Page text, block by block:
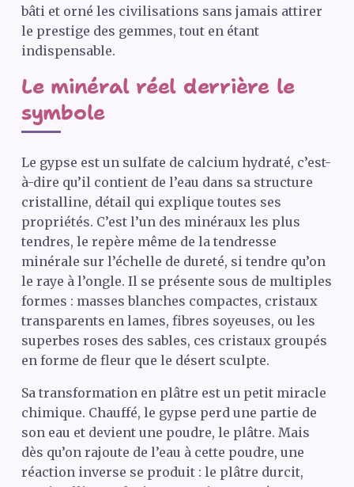
bâti et orné les civilisations sans jamais attirer
le prestige des gemmes, tout en étant
indispensable.
Le minéral réel derrière le
symbole
Le gypse est un sulfate de calcium hydraté, c’est-
à-dire qu’il contient de l’eau dans sa structure
cristalline, détail qui explique toutes ses
propriétés. C’est l’un des minéraux les plus
tendres, le repère même de la tendresse
minérale sur l’échelle de dureté, si tendre qu’on
le raye à l’ongle. Il se présente sous de multiples
formes : masses blanches compactes, cristaux
transparents en lames, fibres soyeuses, ou les
superbes roses des sables, ces cristaux groupés
en forme de fleur que le désert sculpte.
Sa transformation en plâtre est un petit miracle
chimique. Chauffé, le gypse perd une partie de
son eau et devient une poudre, le plâtre. Mais
dès qu’on rajoute de l’eau à cette poudre, une
réaction inverse se produit : le plâtre durcit,